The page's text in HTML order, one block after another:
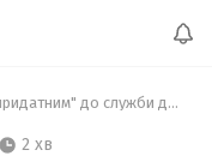
"Обмежено придатним" до служби доведеться повторно пройти ВЛК, – Міноборони
2 хв